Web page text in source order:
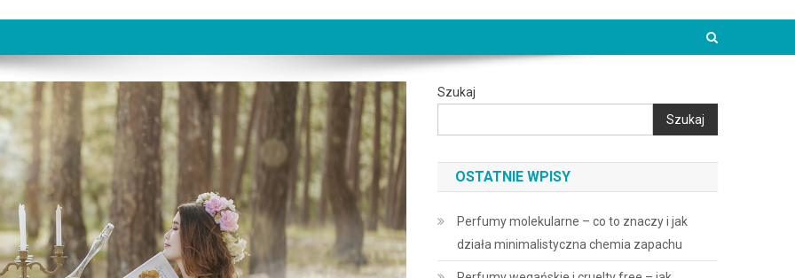
Szukaj
Szukaj
OSTATNIE WPISY
Perfumy molekularne – co to znaczy i jak
działa minimalistyczna chemia zapachu